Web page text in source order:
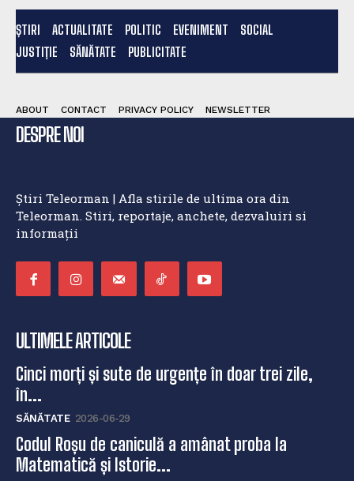
ȘTIRI ACTUALITATE POLITIC EVENIMENT
SOCIAL
JUSTIȚIE
SĂNĂTATE PUBLICITATE
ABOUT CONTACT PRIVACY POLICY NEWSLETTER
DESPRE NOI
Știri Teleorman | Afla stirile de ultima ora din
Teleorman. Stiri, reportaje, anchete, dezvaluiri si
informații
ULTIMELE ARTICOLE
Cinci morți și sute de urgențe în doar trei zile,
în...
SĂNĂTATE 2026-06-29
Codul Roșu de caniculă a amânat proba la
Matematică și Istorie...